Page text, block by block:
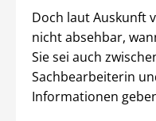
Doch laut Auskunft
nicht absehbar,
Sie sei auch
Sachbearbeiterin
Informationen